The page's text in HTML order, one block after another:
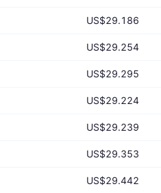
US$29.186
US$29.254
US$29.295
US$29.224
US$29.239
US$29.353
US$29.442